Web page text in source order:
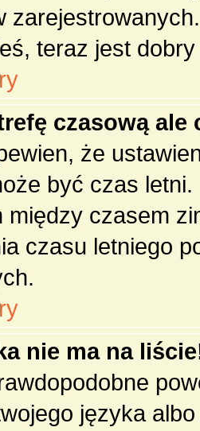
teraz jest
czasową
że
być czas
między czasem
czasu letniego
nie ma na
języka